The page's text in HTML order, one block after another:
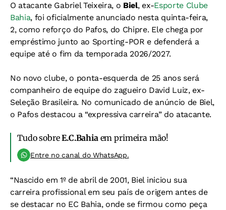
O atacante Gabriel Teixeira, o Biel, ex-Esporte Clube
Bahia, foi oficialmente anunciado nesta quinta-feira,
2, como reforço do Pafos, do Chipre. Ele chega por
empréstimo junto ao Sporting-POR e defenderá a
equipe até o fim da temporada 2026/2027.
No novo clube, o ponta-esquerda de 25 anos será
companheiro de equipe do zagueiro David Luiz, ex-
Seleção Brasileira. No comunicado de anúncio de Biel,
o Pafos destacou a “expressiva carreira” do atacante.
Tudo sobreE.C.Bahiaem primeira mão!
Entre no canal do WhatsApp.
“Nascido em 1º de abril de 2001, Biel iniciou sua
carreira profissional em seu país de origem antes de
se destacar no EC Bahia, onde se firmou como peça